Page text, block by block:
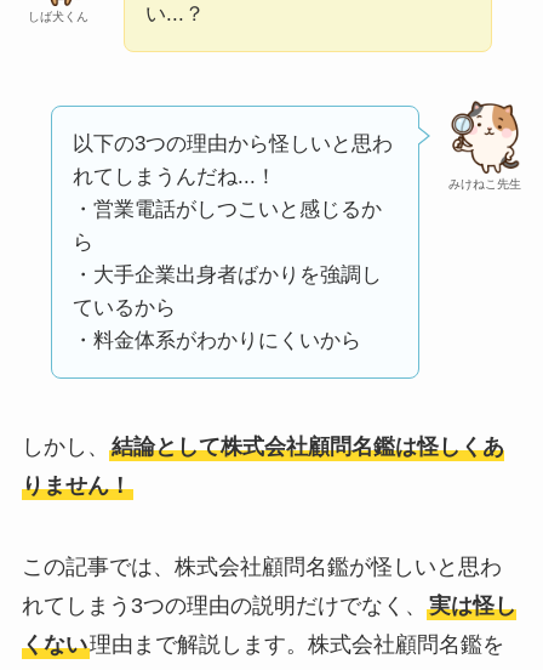
Temuは怪しい？口コ
ミ・評判が正直ヤバ
いって本当？
しば犬くん
い...？
みけねこ先生
以下の3つの理由から怪しいと思わ
れてしまうんだね...！
・営業電話がしつこいと感じるか
ら
・大手企業出身者ばかりを強調し
ているから
・料金体系がわかりにくいから
しかし、 結論として株式会社顧問名鑑は怪しくあ
りません！
この記事では、株式会社顧問名鑑が怪しいと思わ
れてしまう3つの理由の説明だけでなく、 実は怪し
くない理由まで解説します。株式会社顧問名鑑を